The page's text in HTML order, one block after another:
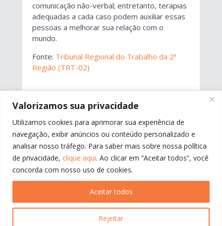
Valorizamos sua privacidade
Utilizamos cookies para aprimorar sua experiência de
navegação, exibir anúncios ou conteúdo personalizado e
analisar nosso tráfego. Para saber mais sobre nossa política
de privacidade, clique aqui. Ao clicar em “Aceitar todos”, você
concorda com nosso uso de cookies.
Rejeitar
Aceitar todos
comunicação não-verbal; entretanto, terapias
adequadas a cada caso podem auxiliar essas
pessoas a melhorar sua relação com o
mundo.
Fonte: Tribunal Regional do Trabalho da 2ª
Região (TRT-02)
←ANTERIOR